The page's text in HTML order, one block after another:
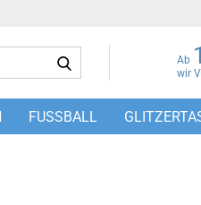
Ab
wir
FUSSBALL